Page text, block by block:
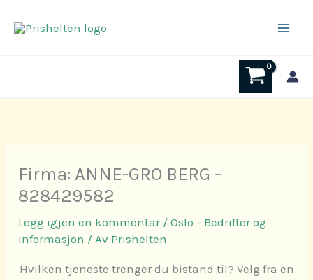
rett
Firma: ANNE-GRO BERG –
828429582
Legg igjen en kommentar /Oslo - Bedrifter og
informasjon / Av Prishelten
Hvilken tjeneste trenger du bistand til? Velg fra en